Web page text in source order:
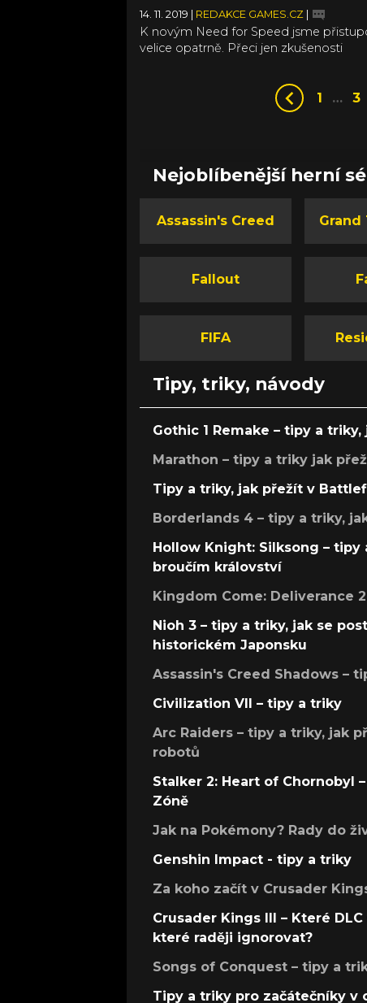
14. 11. 2019 REDAKCE GAMES.CZ
K novým Need for Speed jsme
velice opatrně. Přeci jen zkušenosti
nejpamátnějším, a když jsme si je
tak z těch nejhorších možných důvodů.
a Ghost Games nás naštěstí mile
v zahraničí.
1 … 3
Nejoblíbenější herní
Assassin's Creed
Fallout
FIFA
Tipy, triky, návody
Gothic 1 Remake – tipy a
Marathon – tipy a triky jak
Tipy a triky, jak přežít v
Borderlands 4 – tipy a triky,
Hollow Knight: Silksong –
broučím království
Kingdom Come: Deliverance
Nioh 3 – tipy a triky, jak se
historickém Japonsku
Assassin's Creed Shadows –
Civilization VII – tipy a triky
Arc Raiders – tipy a triky, jak
robotů
Stalker 2: Heart of Chornobyl
Zóně
Jak na Pokémony? Rady do
Genshin Impact - tipy a triky
Za koho začít v Crusader
Crusader Kings III – Které
které raději ignorovat?
Songs of Conquest – tipy a
Tipy a triky pro začátečníky v